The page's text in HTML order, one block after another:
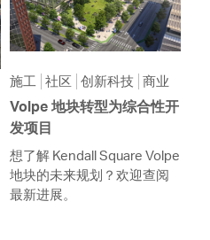
施工 社区 创新科技 商业
Volpe 地块转型为综合性开
发项目
想了解 Kendall Square Volpe
地块的未来规划？欢迎查阅
最新进展。